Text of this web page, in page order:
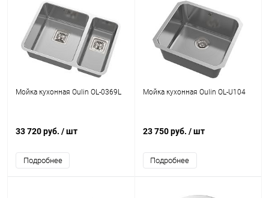
Мойка кухонная Oulin OL-0369L
33 720 руб. / шт
Подробнее
Мойка кухонная Oulin OL-U104
23 750 руб. / шт
Подробнее